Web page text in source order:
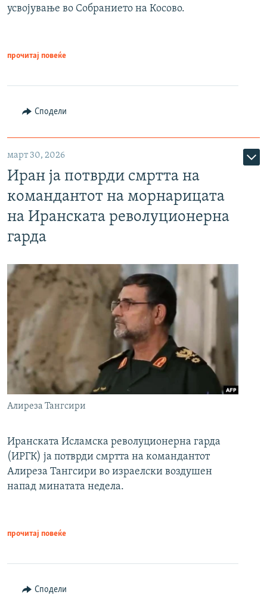
усвојување во Собранието на Косово.
прочитај повеќе
Сподели
март 30, 2026
Иран ја потврди смртта на
командантот на морнарицата
на Иранската револуционерна
гарда
Алиреза Тангсири
Иранската Исламска револуционерна гарда
(ИРГК) ја потврди смртта на командантот
Алиреза Тангсири во израелски воздушен
напад минатата недела.
прочитај повеќе
Сподели